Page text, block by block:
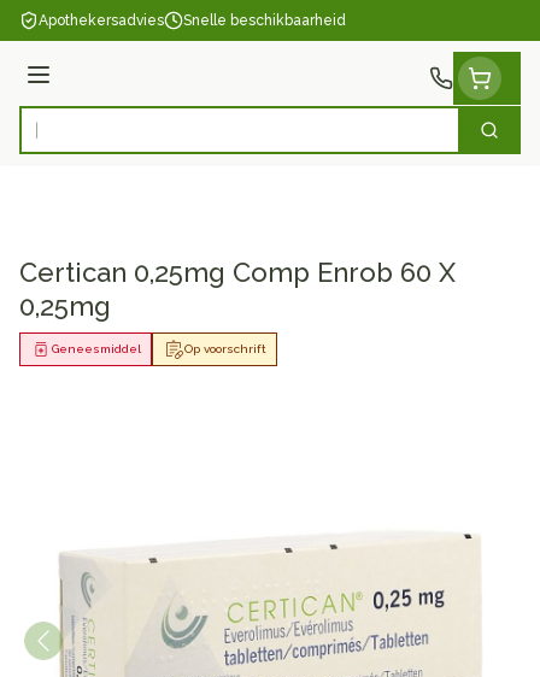
Ga naar de inhoud
Apothekersadvies Snelle beschikbaarheid
Menu
Product, merk, categorie... Zoek
Certican 0,25mg Comp Enrob 60 X
0,25mg
Op voorschrift
Geneesmiddel